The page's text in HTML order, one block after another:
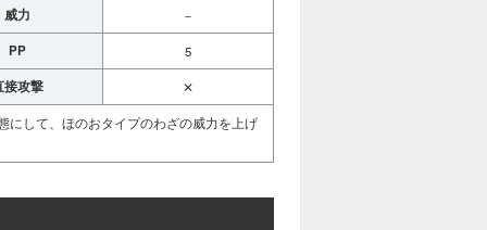
威力 －
PP 5
接攻撃 ✕
にして、ほのおタイプのわざの威力を上げ